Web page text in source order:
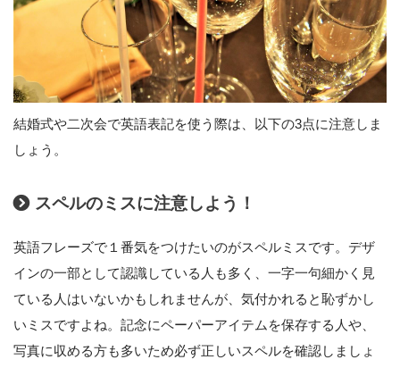
結婚式や二次会で英語表記を使う際は、以下の3点に注意しま
しょう。
スペルのミスに注意しよう！
英語フレーズで１番気をつけたいのがスペルミスです。デザ
インの一部として認識している人も多く、一字一句細かく見
ている人はいないかもしれませんが、気付かれると恥ずかし
いミスですよね。記念にペーパーアイテムを保存する人や、
写真に収める方も多いため必ず正しいスペルを確認しましょ